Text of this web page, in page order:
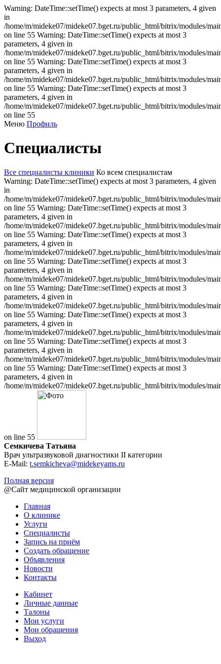
Warning: DateTime::setTime() expects at most 3 parameters, 4 given
in
/home/m/mideke07/mideke07.bget.ru/public_html/bitrix/modules/
on line 55 Warning: DateTime::setTime() expects at most 3
parameters, 4 given in
/home/m/mideke07/mideke07.bget.ru/public_html/bitrix/modules/
on line 55 Warning: DateTime::setTime() expects at most 3
parameters, 4 given in
/home/m/mideke07/mideke07.bget.ru/public_html/bitrix/modules/
on line 55 Warning: DateTime::setTime() expects at most 3
parameters, 4 given in
/home/m/mideke07/mideke07.bget.ru/public_html/bitrix/modules/
on line 55
Меню Профиль
Специалисты
Все специалисты клиники Ко всем специалистам
Warning: DateTime::setTime() expects at most 3 parameters, 4 given
in
/home/m/mideke07/mideke07.bget.ru/public_html/bitrix/modules/
on line 55 Warning: DateTime::setTime() expects at most 3
parameters, 4 given in
/home/m/mideke07/mideke07.bget.ru/public_html/bitrix/modules/
on line 55 Warning: DateTime::setTime() expects at most 3
parameters, 4 given in
/home/m/mideke07/mideke07.bget.ru/public_html/bitrix/modules/
on line 55 Warning: DateTime::setTime() expects at most 3
parameters, 4 given in
/home/m/mideke07/mideke07.bget.ru/public_html/bitrix/modules/
on line 55 Warning: DateTime::setTime() expects at most 3
parameters, 4 given in
/home/m/mideke07/mideke07.bget.ru/public_html/bitrix/modules/
on line 55 Warning: DateTime::setTime() expects at most 3
parameters, 4 given in
/home/m/mideke07/mideke07.bget.ru/public_html/bitrix/modules/
on line 55 Warning: DateTime::setTime() expects at most 3
parameters, 4 given in
/home/m/mideke07/mideke07.bget.ru/public_html/bitrix/modules/
on line 55 Warning: DateTime::setTime() expects at most 3
parameters, 4 given in
/home/m/mideke07/mideke07.bget.ru/public_html/bitrix/modules/
on line 55
Семкичева Татьяна
Врач ультразвуковой диагностики II категории
E-Mail: t.semkicheva@midekeyams.ru
Полная версия
@Сайт медицинской организации
Главная
О клинике
Услуги
Специалисты
Запись на приём
Создать обращение
Объявления
Новости
Контакты
Кабинет
Личные данные
Талоны
Мои услуги
Мои обращения
Выход